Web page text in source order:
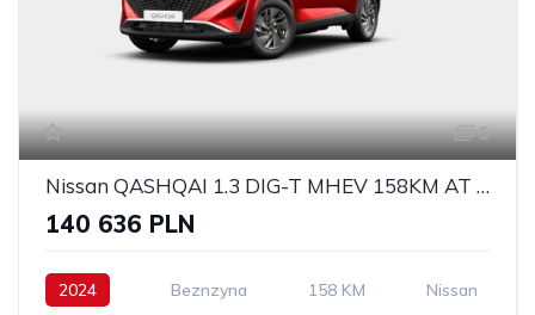
5
Nissan QASHQAI 1.3 DIG-T MHEV 158KM AT 2WD
140 636 PLN
2024 Beznzyna 158 KM Nissan